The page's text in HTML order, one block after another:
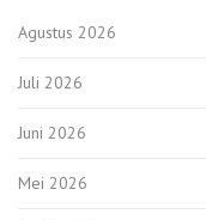
Agustus 2026
Juli 2026
Juni 2026
Mei 2026